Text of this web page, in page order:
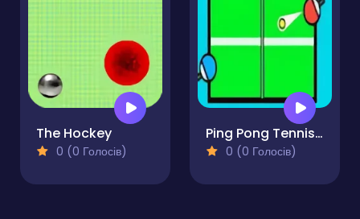
The Hockey
0 (0 Голосів)
Ping Pong Tennis Table 2D
0 (0 Голосів)